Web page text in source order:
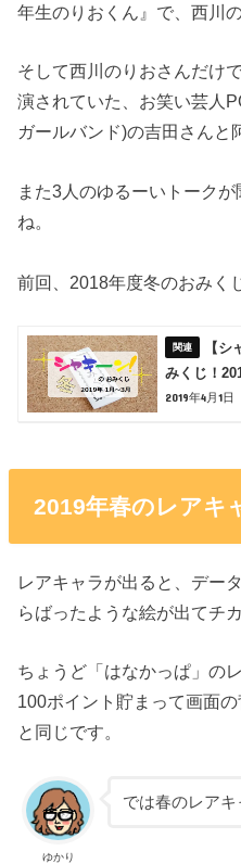
年生のりおくん』で、西川
そして西川のりおさんだけ
演されていた、お笑い芸人
ガールバンド)の吉田さんと
また3人のゆるーいトーク
ね。
前回、2018年度冬のおみく
【
みくじ！
2019年4月1日
2019年春のレアキ
レアキャラが出ると、デー
らばったような絵が出てチ
ちょうど「はなかっぱ」の
100ポイント貯まって画面
と同じです。
ゆかり
では春のレアキ